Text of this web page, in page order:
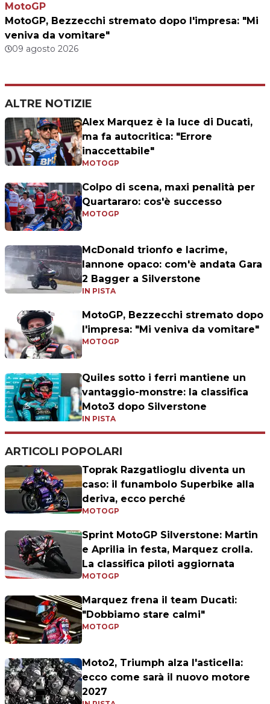
MotoGP
MotoGP, Bezzecchi stremato dopo l'impresa: "Mi
veniva da vomitare"
09 agosto 2026
ALTRE NOTIZIE
Alex Marquez è la luce di Ducati,
ma fa autocritica: "Errore
inaccettabile"
MOTOGP
Colpo di scena, maxi penalità per
Quartararo: cos'è successo
MOTOGP
McDonald trionfo e lacrime,
Iannone opaco: com'è andata Gara
2 Bagger a Silverstone
IN PISTA
MotoGP, Bezzecchi stremato dopo
l'impresa: "Mi veniva da vomitare"
MOTOGP
Quiles sotto i ferri mantiene un
vantaggio-monstre: la classifica
Moto3 dopo Silverstone
IN PISTA
ARTICOLI POPOLARI
Toprak Razgatlioglu diventa un
caso: il funambolo Superbike alla
deriva, ecco perché
MOTOGP
Sprint MotoGP Silverstone: Martin
e Aprilia in festa, Marquez crolla.
La classifica piloti aggiornata
MOTOGP
Marquez frena il team Ducati:
"Dobbiamo stare calmi"
MOTOGP
Moto2, Triumph alza l'asticella:
ecco come sarà il nuovo motore
2027